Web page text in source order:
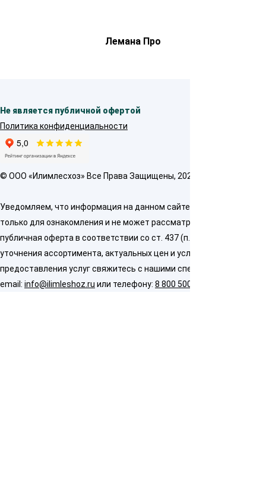
Лемана Про
Не является публичной офертой
Политика конфиденциальности
© OOO «Илимлесхоз» Все Права Защищены, 2026
Уведомляем, что информация на данном сайте предназначена
только для ознакомления и не может рассматриваться как
публичная оферта в соответствии со ст. 437 (п. 2) ГК РФ. Для
уточнения ассортимента, актуальных цен и условий
предоставления услуг свяжитесь с нашими специалистами по
email: info@ilimleshoz.ru или телефону: 8 800 500 5437